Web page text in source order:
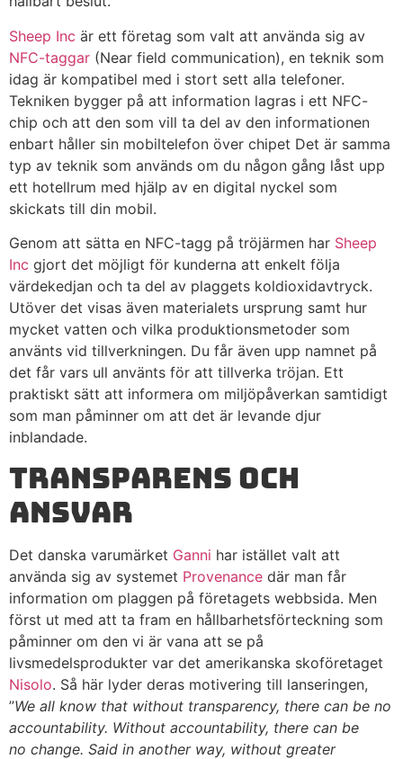
Sheep Inc är ett företag som valt att använda sig av
NFC-taggar (Near field communication), en teknik som
idag är kompatibel med i stort sett alla telefoner.
Tekniken bygger på att information lagras i ett NFC-
chip och att den som vill ta del av den informationen
enbart håller sin mobiltelefon över chipet Det är samma
typ av teknik som används om du någon gång låst upp
ett hotellrum med hjälp av en digital nyckel som
skickats till din mobil.
Genom att sätta en NFC-tagg på tröjärmen har Sheep
Inc gjort det möjligt för kunderna att enkelt följa
värdekedjan och ta del av plaggets koldioxidavtryck.
Utöver det visas även materialets ursprung samt hur
mycket vatten och vilka produktionsmetoder som
använts vid tillverkningen. Du får även upp namnet på
det får vars ull använts för att tillverka tröjan. Ett
praktiskt sätt att informera om miljöpåverkan samtidigt
som man påminner om att det är levande djur
inblandade.
Transparens och
ansvar
Det danska varumärket Ganni har istället valt att
använda sig av systemet Provenance där man får
information om plaggen på företagets webbsida. Men
först ut med att ta fram en hållbarhetsförteckning som
påminner om den vi är vana att se på
livsmedelsprodukter var det amerikanska skoföretaget
Nisolo. Så här lyder deras motivering till lanseringen,
”We all know that without transparency, there can be no
accountability. Without accountability, there can be
no change. Said in another way, without greater